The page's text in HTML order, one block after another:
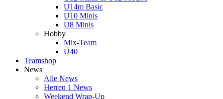
U14m Basic
U10 Minis
U8 Minis
Hobby
Mix-Team
Ü40
Teamshop
News
Alle News
Herren 1 News
Weekend Wrap-Up